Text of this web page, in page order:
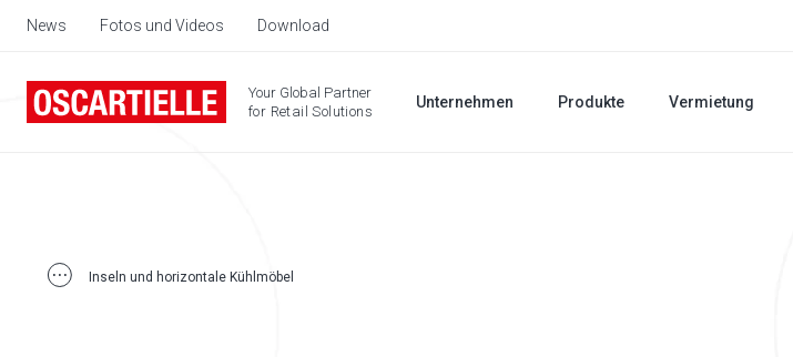
News Fotos und Videos Download
Your Global Partner
for Retail Solutions
Unternehmen Produkte Vermietung
Inseln und horizontale Kühlmöbel